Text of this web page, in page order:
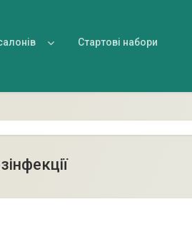
Стартові набори